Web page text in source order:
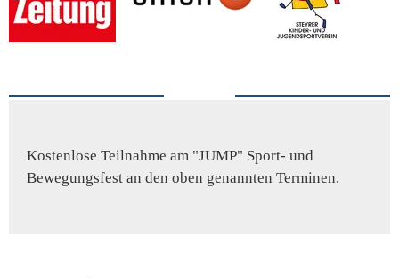
Kostenlose Teilnahme am "JUMP" Sport- und
Bewegungsfest an den oben genannten Terminen.